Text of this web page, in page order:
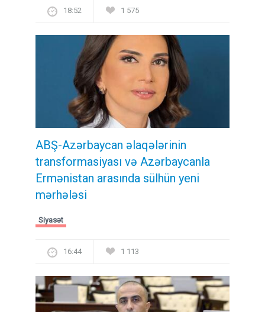
18:52 1 575
ABŞ-Azərbaycan əlaqələrinin
transformasiyası və Azərbaycanla
Ermənistan arasında sülhün yeni
mərhələsi
Siyasət
16:44 1 113